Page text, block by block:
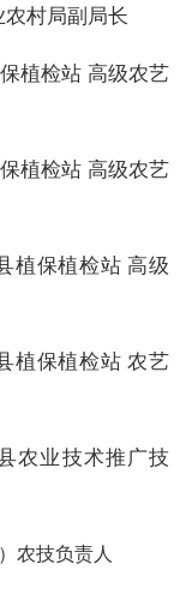
村局副局长
植检站 高级农艺
植检站 高级农艺
植保植检站 高级
植保植检站 农艺
农业技术推广技
农技负责人